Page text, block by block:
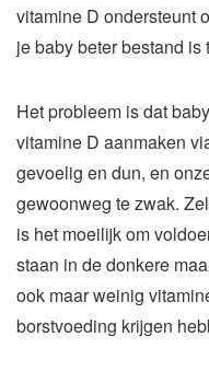
vitamine D ondersteunt
je baby beter bestand is
Het probleem is dat
vitamine D aanmaken
gevoelig en dun, en
gewoonweg te zwak.
is het moeilijk om
staan in de donkere
ook maar weinig
borstvoeding krijgen